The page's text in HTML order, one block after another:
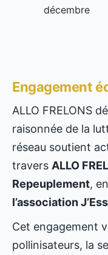
décembre
Engagement
ALLO FRELONS
raisonnée de la
réseau soutient
travers ALLO
Repeuplement,
l’association
Cet engagement
pollinisateurs, la